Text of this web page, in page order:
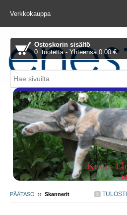
Verkkokauppa
Ostoskorin sisältö
0 tuotetta - Yhteensä 0.00 €
Piitie 1 A,
Kesä -
PÄÄTASO ›› Skannerit